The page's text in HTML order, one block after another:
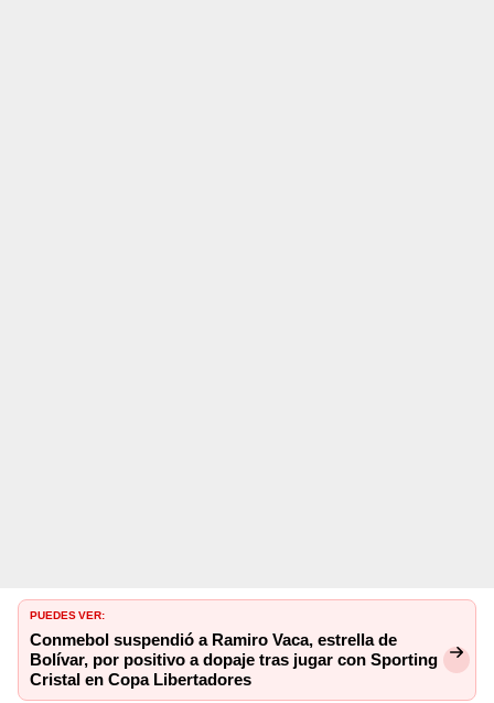
PUEDES VER:
Conmebol suspendió a Ramiro Vaca, estrella de
Bolívar, por positivo a dopaje tras jugar con Sporting
Cristal en Copa Libertadores